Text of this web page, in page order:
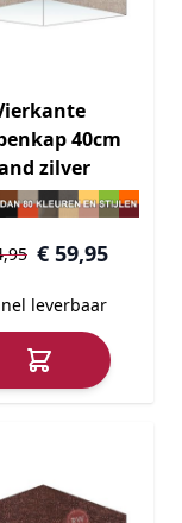
40cm
zilver
€ 59,95
leverbaar